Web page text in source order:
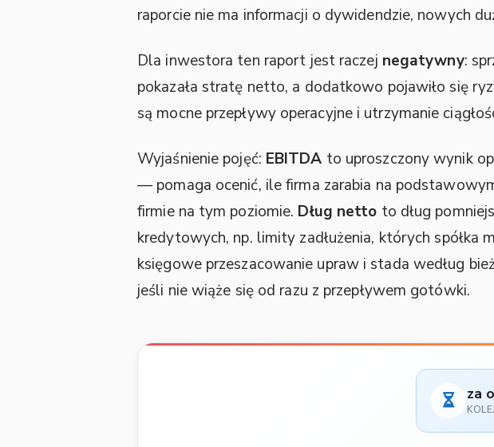
raporcie nie ma informacji o dywidendzie, nowych
Dla inwestora ten raport jest raczej negatywny:
pokazała stratę netto, a dodatkowo pojawiło się
są mocne przepływy operacyjne i utrzymanie
Wyjaśnienie pojęć: EBITDA to uproszczony wynik
— pomaga ocenić, ile firma zarabia na
firmie na tym poziomie. Dług netto to dług
kredytowych, np. limity zadłużenia, których spółka
księgowe przeszacowanie upraw i stada według
jeśli nie wiąże się od razu z przepływem gotówki.
za